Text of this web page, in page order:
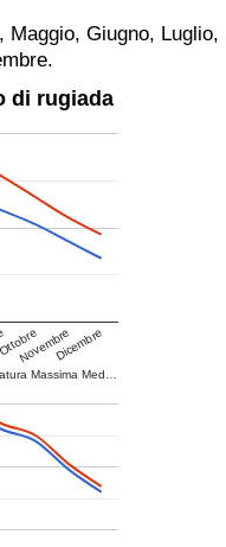
Maggio, Giugno, Luglio,
di rugiada
Massima Med…
NovembreDicembre